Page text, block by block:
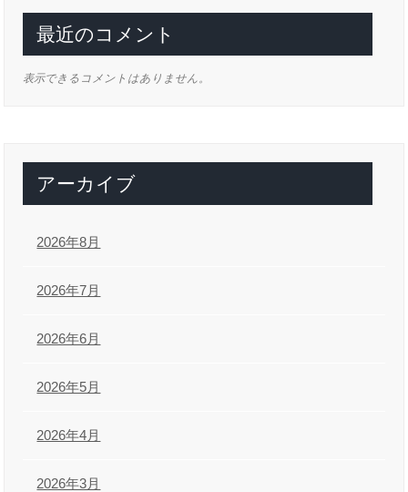
最近のコメント
表示できるコメントはありません。
アーカイブ
2026年8月
2026年7月
2026年6月
2026年5月
2026年4月
2026年3月